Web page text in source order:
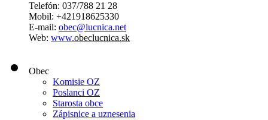
Telefón: 037/788 21 28
Mobil: +421918625330
E-mail: obec@lucnica.net
Web: www.obeclucnica.sk
Obec
Komisie OZ
Poslanci OZ
Starosta obce
Zápisnice a uznesenia